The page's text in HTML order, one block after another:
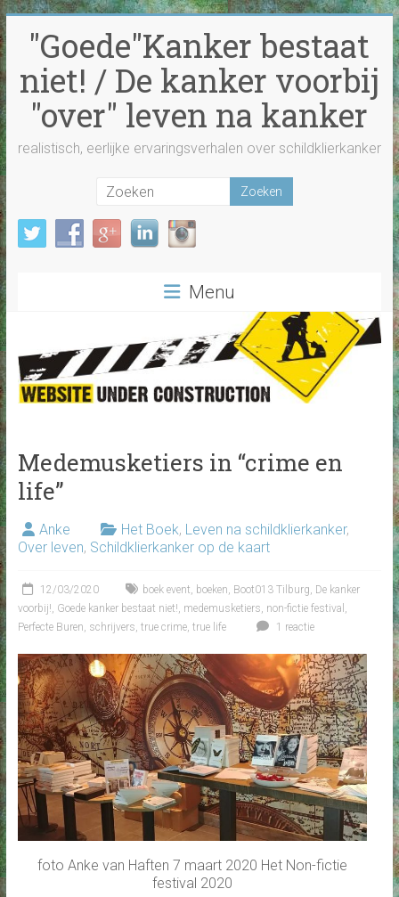
Ga
naar
inhoud"Goede"Kanker bestaat
niet! / De kanker voorbij
"over" leven na kanker
realistisch, eerlijke ervaringsverhalen over schildklierkanker
Menu
Medemusketiers in “crime en
life”
Anke Het Boek, Leven na schildklierkanker,
Over leven, Schildklierkanker op de kaart
12/03/2020 boek event boeken Boot013 Tilburg De kanker
voorbij! Goede kanker bestaat niet! medemusketiers non-fictie festival
Perfecte Buren schrijvers true crime, true life 1 reactie
foto Anke van Haften 7 maart 2020 Het Non-fictie
festival 2020